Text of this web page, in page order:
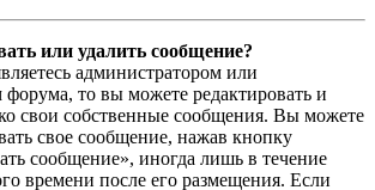
или удалить сообщение?
администратором или
форума, то вы можете редактировать и
свои собственные сообщения. Вы можете
свое сообщение, нажав кнопку
сообщение», иногда лишь в течение
времени после его размещения. Если